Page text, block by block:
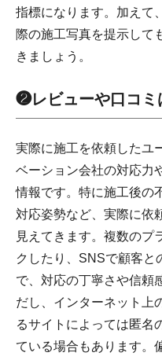
指標になります。加えて
際の施工写真を提示して
きましょう。
❷レビューや口コミ
実際に施工を依頼したユ
ベーション会社の対応力
情報です。特に施工後の
対応姿勢など、実際に依
見えてきます。複数のプ
クしたり、SNSで顧客と
で、対応の丁寧さや信頼
だし、インターネット上
るサイトによっては匿名
ている場合もあります。